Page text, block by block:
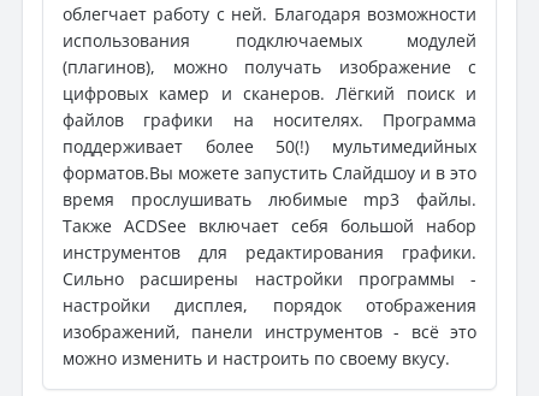
облегчает работу с ней. Благодаря возможности
использования подключаемых модулей
(плагинов), можно получать изображение с
цифровых камер и сканеров. Лёгкий поиск и
файлов графики на носителях. Программа
поддерживает более 50(!) мультимедийных
форматов.Вы можете запустить Слайдшоу и в это
время прослушивать любимые mp3 файлы.
Также ACDSee включает себя большой набор
инструментов для редактирования графики.
Сильно расширены настройки программы -
настройки дисплея, порядок отображения
изображений, панели инструментов - всё это
можно изменить и настроить по своему вкусу.